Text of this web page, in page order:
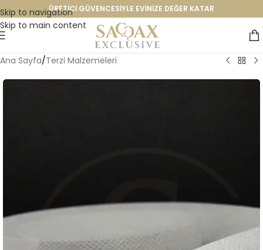
Skip to navigation
Skip to main content
ÜRETİCİ GÜVENCESİYLE EVİNİZE DEĞER KATAR
Ana Sayfa/Terzi Malzemeleri